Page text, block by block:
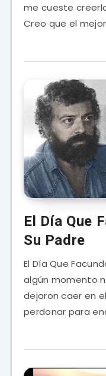
me cueste
Creo que el
El Día Que
Su Padre
El Día Que
algún momento
dejaron caer en
perdonar para